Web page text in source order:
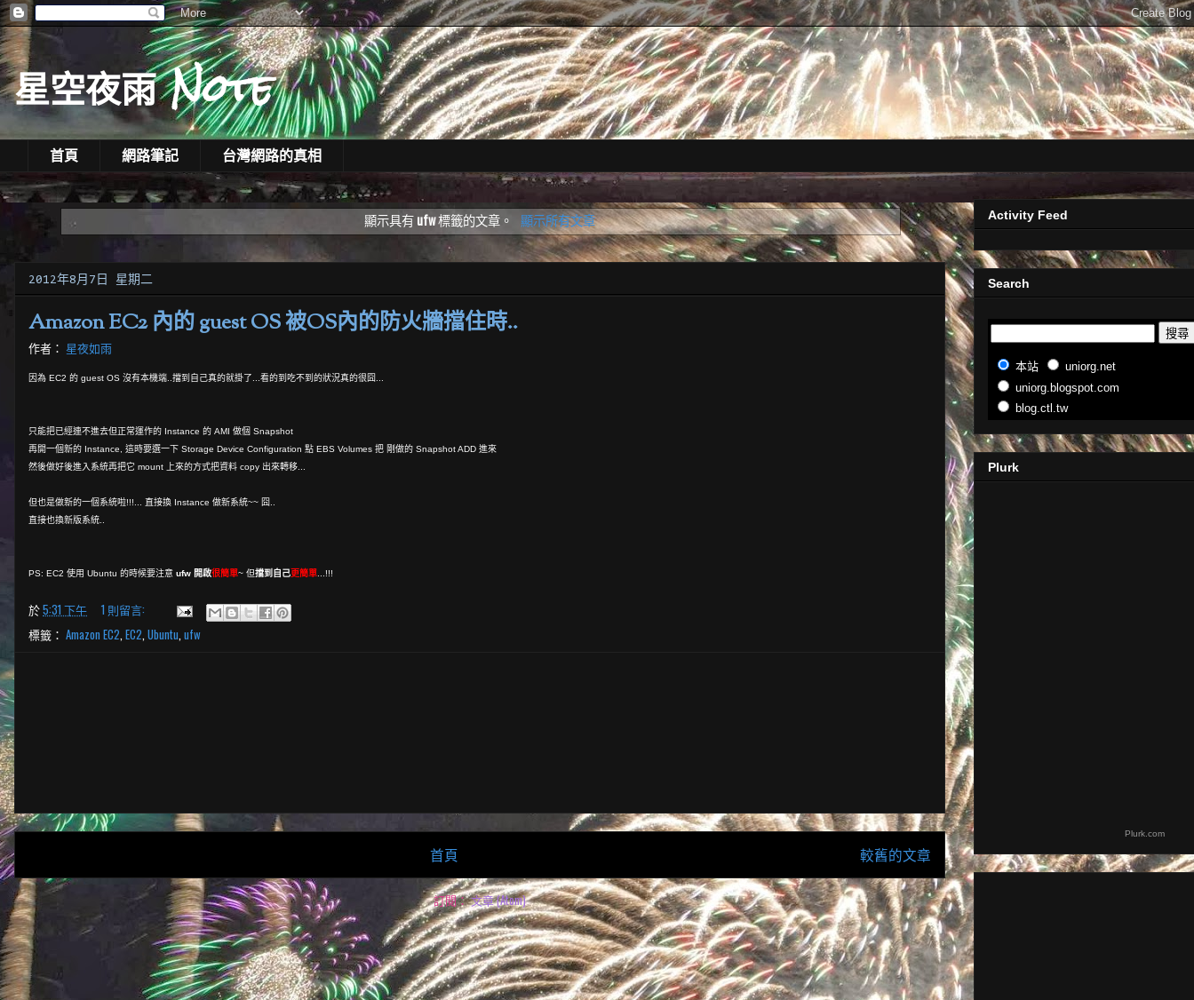
星空夜雨 Note
首頁 網路筆記 台灣網路的真相
顯示具有ufw標籤的文章。 顯示所有文章
2012年8月7日 星期二
Amazon EC2 內的 guest OS 被OS內的防火牆擋住時..
作者： 星夜如雨
因為 EC2 的 guest OS 沒有本機端..擋到自己真的就掛了...看的到吃不到的狀況真的很囧...
只能把已經連不進去但正常運作的 Instance 的 AMI 做個 Snapshot
再開一個新的 Instance, 這時要選一下 Storage Device Configuration 點 EBS Volumes 把 剛做的 Snapshot ADD 進來
然後做好後進入系統再把它 mount 上來的方式把資料 copy 出來轉移...
但也是做新的一個系統啦!!!... 直接換 Instance 做新系統~~ 囧..
直接也換新版系統..
PS: EC2 使用 Ubuntu 的時候要注意 ufw 開啟很簡單~ 但擋到自己更簡單 ...!!!
於5:31 下午
1 則留言:
標籤： Amazon EC2 EC2 Ubuntu ufw
較舊的文章
首頁
訂閱：文章 (Atom)
Activity Feed
Search
本站
uniorg.net
uniorg.blogspot.com
blog.ctl.tw
Plurk
Plurk.com